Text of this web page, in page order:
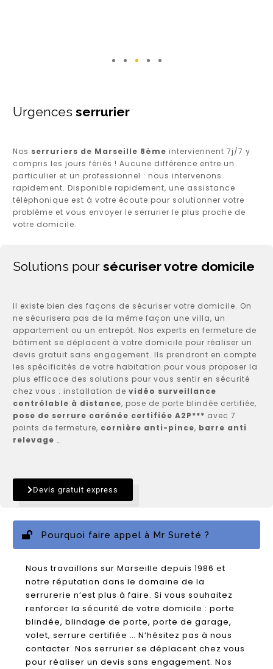
Urgences serrurier
Nos serruriers de Marseille 8ème interviennent 7j/7 y
compris les jours fériés ! Aucune différence entre un
particulier et un professionnel : nous intervenons
rapidement. Disponible rapidement, une assistance
téléphonique est à votre écoute pour solutionner votre
problème et vous envoyer le serrurier le plus proche de
votre domicile.
Solutions pour sécuriser votre domicile
Il existe bien des façons de sécuriser votre domicile. On
ne sécurisera pas de la même façon une villa, un
appartement ou un entrepôt. Nos experts en fermeture de
bâtiment se déplacent à votre domicile pour réaliser un
devis gratuit sans engagement. Ils prendront en compte
les spécificités de votre habitation pour vous proposer la
plus efficace des solutions pour vous sentir en sécurité
chez vous : installation de vidéo surveillance
contrôlable à distance, pose de porte blindée certifiée,
pose de serrure carénée certifiée A2P*** avec 7
points de fermeture, cornière anti-pince, barre anti
relevage …
Devis gratuit express
Pourquoi faire appel à Mr Sureté ?
Nous travaillons sur Marseille depuis 1986 et
notre réputation dans le domaine de la
serrurerie n’est plus à faire. Si vous souhaitez
renforcer la sécurité de votre domicile : porte
blindée, blindage de porte, porte de garage,
volet, serrure certifiée … N’hésitez pas à nous
contacter. Nos serrurier se déplacent chez vous
pour réaliser un devis sans engagement. Nos